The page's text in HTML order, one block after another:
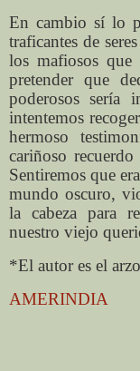
En cambio sí lo
traficantes de
los mafiosos
pretender que
poderosos sería
intentemos
hermoso
cariñoso
Sentiremos que
mundo oscuro,
la cabeza para
nuestro viejo
*El autor es el
AMERINDIA